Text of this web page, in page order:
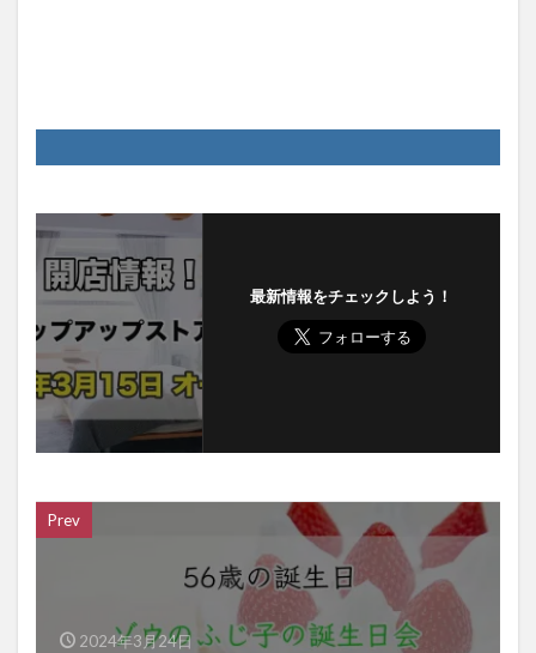
最新情報をチェックしよう！
Prev
2024年3月24日